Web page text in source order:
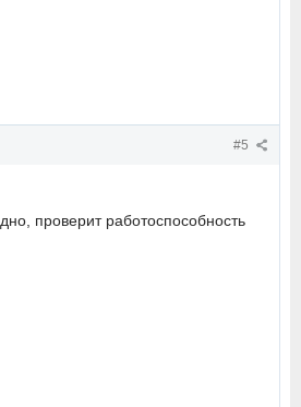
#5
проверит работоспособность